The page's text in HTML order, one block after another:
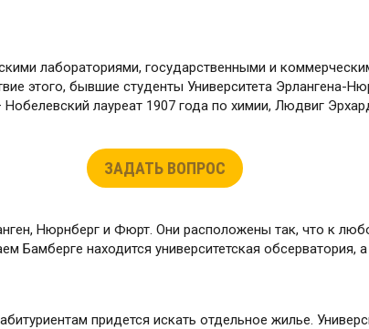
лабораториями, государственными и
этого, бывшие студенты Университета Эрлангена-
лауреат 1907 года по химии, Людвиг
ЗАДАТЬ ВОПРОС
Нюрнберг и Фюрт. Они расположены так, что к
Бамберге находится университетская
придется искать отдельное жилье.